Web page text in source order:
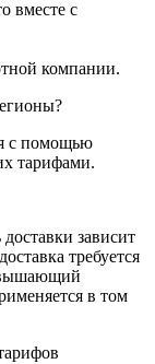
вместе с
компании.
с помощью
тарифами.
зависит
требуется
в том